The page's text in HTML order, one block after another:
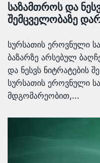
საზამთროს და
შემცველობაზე
სურსათის ეროვნული
ბაზარზე არსებულ
და ნესვს ნიტრატების
სურსათის ეროვნული
მდგომარეობით,…